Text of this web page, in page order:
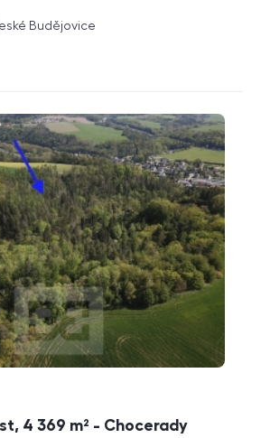
Budějovice
4 369 m² - Chocerady